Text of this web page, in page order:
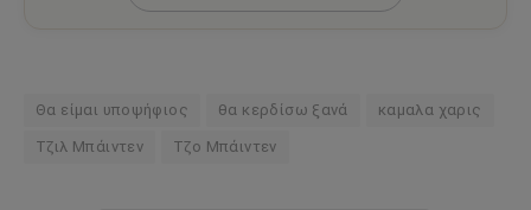
Θα είμαι υποψήφιος θα κερδίσω ξανά καμαλα χαρις
Τζιλ Μπάιντεν Τζο Μπάιντεν